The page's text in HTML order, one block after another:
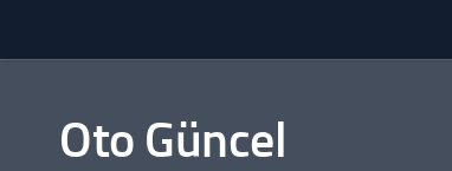
Oto Güncel